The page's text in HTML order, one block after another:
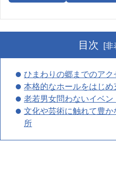
目次 [非
ひまわりの郷までのアク
本格的なホールをはじ
老若男女問わないイベン
文化や芸術に触れて豊
所